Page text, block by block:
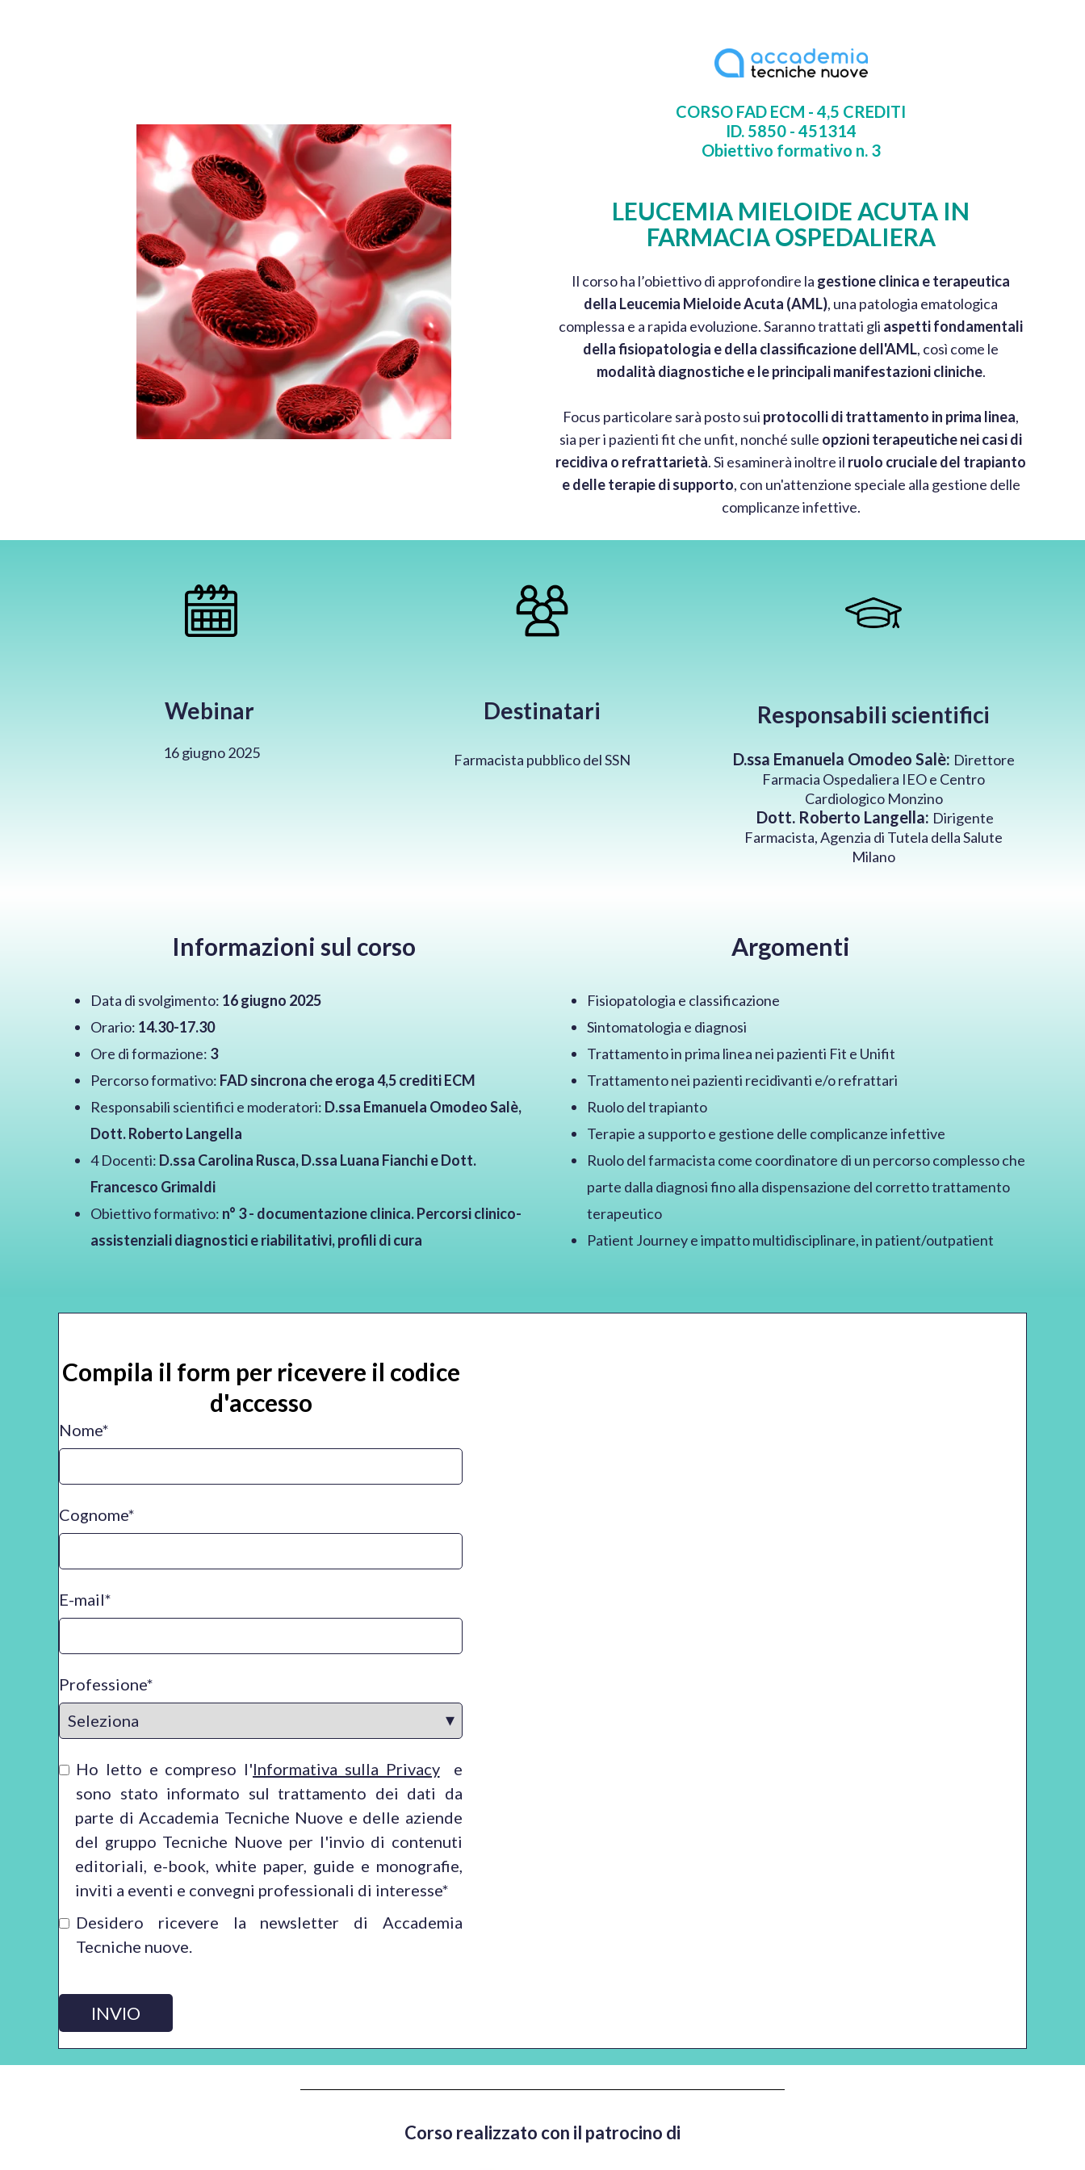
CORSO FAD ECM - 4,5 CREDITI
ID. 5850 - 451314
Obiettivo formativo n. 3
LEUCEMIA MIELOIDE ACUTA IN
FARMACIA OSPEDALIERA
Il corso ha l’obiettivo di approfondire la gestione clinica e terapeutica
della Leucemia Mieloide Acuta (AML), una patologia ematologica
complessa e a rapida evoluzione. Saranno trattati gli aspetti fondamentali
della fisiopatologia e della classificazione dell'AML, così come le
modalità diagnostiche e le principali manifestazioni cliniche.
Focus particolare sarà posto sui protocolli di trattamento in prima linea,
sia per i pazienti fit che unfit, nonché sulle opzioni terapeutiche nei casi di
recidiva o refrattarietà. Si esaminerà inoltre il ruolo cruciale del trapianto
e delle terapie di supporto, con un'attenzione speciale alla gestione delle
complicanze infettive.
Webinar
16 giugno 2025
Destinatari
Farmacista pubblico del SSN
Responsabili scientifici
D.ssa Emanuela Omodeo Salè: Direttore
Farmacia Ospedaliera IEO e Centro
Cardiologico Monzino
Dott. Roberto Langella: Dirigente
Farmacista, Agenzia di Tutela della Salute
Milano
Informazioni sul corso
Data di svolgimento: 16 giugno 2025
Orario: 14.30-17.30
Ore di formazione: 3
Percorso formativo: FAD sincrona che eroga 4,5 crediti ECM
Responsabili scientifici e moderatori: D.ssa Emanuela Omodeo Salè,
Dott. Roberto Langella
4 Docenti: D.ssa Carolina Rusca, D.ssa Luana Fianchi e Dott.
Francesco Grimaldi
Obiettivo formativo: n° 3 - documentazione clinica. Percorsi clinico-
assistenziali diagnostici e riabilitativi, profili di cura
Argomenti
Fisiopatologia e classificazione
Sintomatologia e diagnosi
Trattamento in prima linea nei pazienti Fit e Unifit
Trattamento nei pazienti recidivanti e/o refrattari
Ruolo del trapianto
Terapie a supporto e gestione delle complicanze infettive
Ruolo del farmacista come coordinatore di un percorso complesso che
parte dalla diagnosi fino alla dispensazione del corretto trattamento
terapeutico
Patient Journey e impatto multidisciplinare, in patient/outpatient
Compila il form per ricevere il codice
d'accesso
Nome*
Cognome*
E-mail*
Professione*
Ho letto e compreso l'Informativa sulla Privacye
sono stato informato sul trattamento dei dati da
parte di Accademia Tecniche Nuove e delle aziende
del gruppo Tecniche Nuove per l'invio di contenuti
editoriali, e-book, white paper, guide e monografie,
inviti a eventi e convegni professionali di interesse*
Desidero ricevere la newsletter di Accademia
Tecniche nuove.
Corso realizzato con il patrocino di